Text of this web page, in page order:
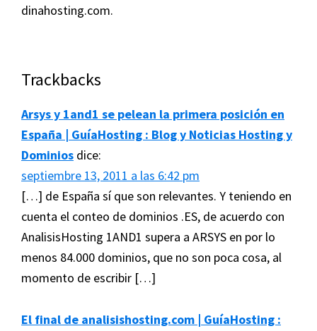
dinahosting.com.
Interacciones
los
lectores
Trackbacks
Arsys y 1and1 se pelean la primera posición en
España | GuíaHosting : Blog y Noticias Hosting y
Dominios dice:
septiembre 13, 2011 a las 6:42 pm
[…] de España sí que son relevantes. Y teniendo en
cuenta el conteo de dominios .ES, de acuerdo con
AnalisisHosting 1AND1 supera a ARSYS en por lo
menos 84.000 dominios, que no son poca cosa, al
momento de escribir […]
El final de analisishosting.com | GuíaHosting :